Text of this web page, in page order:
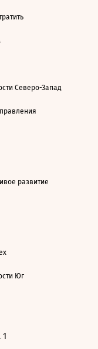
Северо-Запад
развитие
Юг
1